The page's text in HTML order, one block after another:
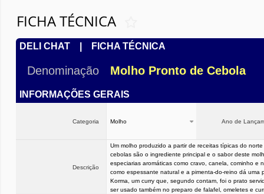
FICHA TÉCNICA
DELI CHAT | FICHA TÉCNICA
Denominação Molho Pronto de Cebola
INFORMAÇÕES GERAIS
Categoria Molho Ano de
Descrição
Um molho produzido a partir de receitas típicas do
cebolas são o ingrediente principal e o sabor deste
especiarias aromáticas como cravo, canela, cominho e
como espessante natural e a pimenta-do-reino dá uma
Korma, um curry que, segundo contam, foi o prato
ser usado também no preparo de falafel, omeletes e